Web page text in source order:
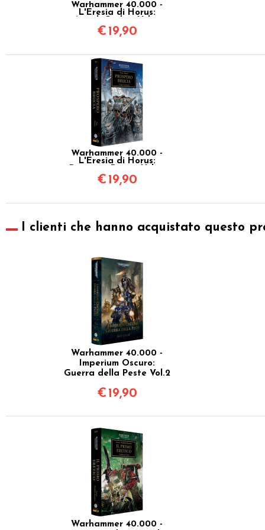
Warhammer 40.000 -
L'Eresia di Horus:
€ 19,90
Warhammer 40.000 -
L'Eresia di Horus:
€ 19,90
I clienti che hanno acquistato questo
Warhammer 40.000 -
Imperium Oscuro:
Guerra della Peste Vol.2
€ 19,90
Warhammer 40.000 -